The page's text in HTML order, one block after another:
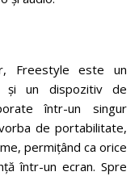
Freestyle este un
și un dispozitiv de
într-un singur
de portabilitate,
permițând ca orice
într-un ecran. Spre